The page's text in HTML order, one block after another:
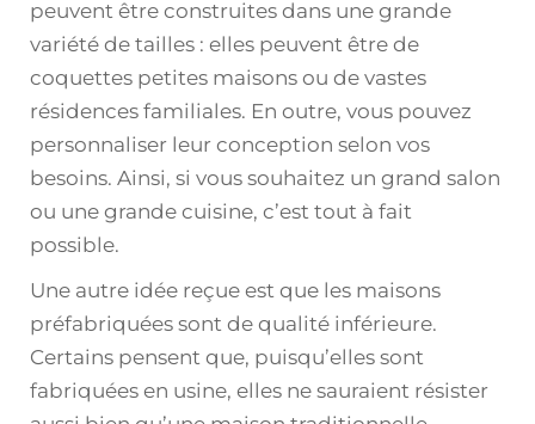
peuvent être construites dans une grande
variété de tailles : elles peuvent être de
coquettes petites maisons ou de vastes
résidences familiales. En outre, vous pouvez
personnaliser leur conception selon vos
besoins. Ainsi, si vous souhaitez un grand salon
ou une grande cuisine, c’est tout à fait
possible.
Une autre idée reçue est que les maisons
préfabriquées sont de qualité inférieure.
Certains pensent que, puisqu’elles sont
fabriquées en usine, elles ne sauraient résister